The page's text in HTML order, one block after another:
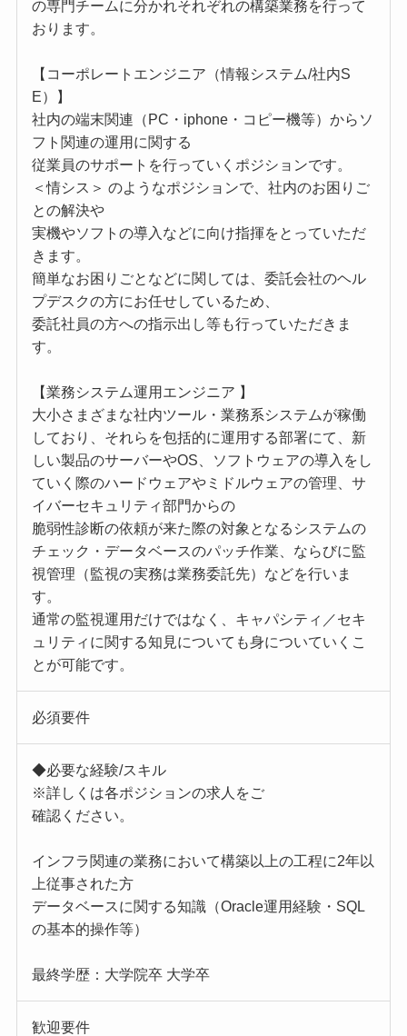
の専門チームに分かれそれぞれの構築業務を行って
おります。
【コーポレートエンジニア（情報システム/社内S
E）】
社内の端末関連（PC・iphone・コピー機等）からソ
フト関連の運用に関する
従業員のサポートを行っていくポジションです。
＜情シス＞ のようなポジションで、社内のお困りご
との解決や
実機やソフトの導入などに向け指揮をとっていただ
きます。
簡単なお困りごとなどに関しては、委託会社のヘル
プデスクの方にお任せしているため、
委託社員の方への指示出し等も行っていただきま
す。
【業務システム運用エンジニア 】
大小さまざまな社内ツール・業務系システムが稼働
しており、それらを包括的に運用する部署にて、新
しい製品のサーバーやOS、ソフトウェアの導入をし
ていく際のハードウェアやミドルウェアの管理、サ
イバーセキュリティ部門からの
脆弱性診断の依頼が来た際の対象となるシステムの
チェック・データベースのパッチ作業、ならびに監
視管理（監視の実務は業務委託先）などを行いま
す。
通常の監視運用だけではなく、キャパシティ／セキ
ュリティに関する知見についても身についていくこ
とが可能です。
必須要件
◆必要な経験/スキル
※詳しくは各ポジションの求人をご
確認ください。
インフラ関連の業務において構築以上の工程に2年以
上従事された方
データベースに関する知識（Oracle運用経験・SQL
の基本的操作等）
最終学歴：大学院卒 大学卒
歓迎要件